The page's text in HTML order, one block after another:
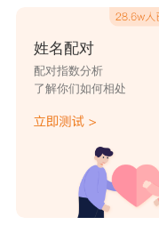
姓名配对
配对指数分析
了解你们如何相处